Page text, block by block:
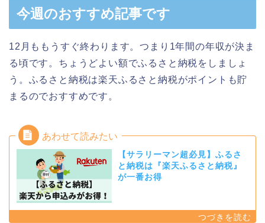
今週のおすすめ記事です
12月ももうすぐ終わります。つまり1年間の年収が決ま
る頃です。ちょうどよい額でふるさと納税をしましょ
う。ふるさと納税は楽天ふるさと納税がポイントも貯
まるのでおすすめです。
【サラリーマン超必見】ふるさ
と納税は『楽天ふるさと納税』
が一番お得